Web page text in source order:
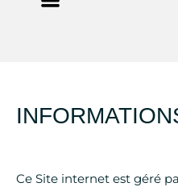
Ce Site internet est géré